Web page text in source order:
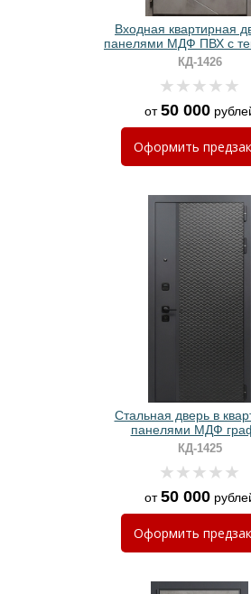
Входная квартирная
панелями МДФ ПВХ с
бетон
КД-1426
от50 000
Оформить
Стальная дверь в
панелями МДФ
КД-1425
от50 000
Оформить